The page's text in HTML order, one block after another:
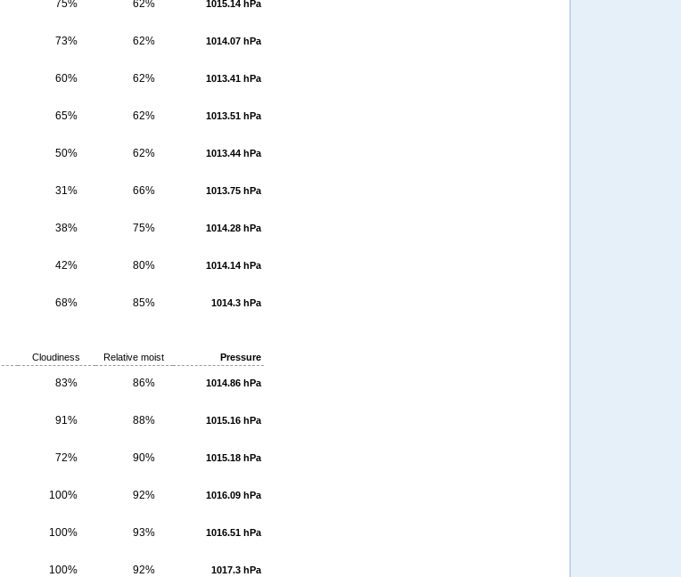
75% 62% 1015.14 hPa
73% 62% 1014.07 hPa
60% 62% 1013.41 hPa
65% 62% 1013.51 hPa
50% 62% 1013.44 hPa
31% 66% 1013.75 hPa
38% 75% 1014.28 hPa
42% 80% 1014.14 hPa
68% 85% 1014.3 hPa
Cloudiness Relative moist Pressure
83% 86% 1014.86 hPa
91% 88% 1015.16 hPa
72% 90% 1015.18 hPa
100% 92% 1016.09 hPa
100% 93% 1016.51 hPa
100% 92% 1017.3 hPa